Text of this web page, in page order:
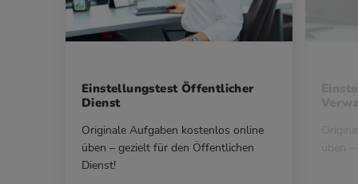
Einstellungstest Öffentlicher
Dienst
Originale Aufgaben kostenlos online
üben – gezielt für den Öffentlichen
Dienst!